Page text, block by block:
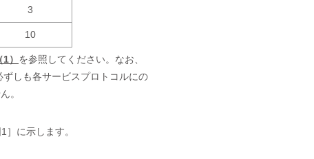
3
10
（1） を参照してください。なお、
しも各サービスプロトコルにの
。
に示します。